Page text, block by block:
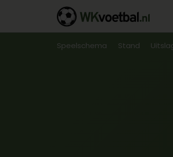
Speelschema Stand